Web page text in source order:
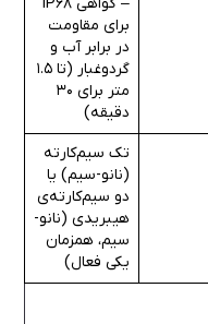
برای مقاومت
در برابر آب و
گردوغبار (تا 1.5
متر برای 30
دقیقه)
تک سیم‌کارته
(نانو-سیم) یا
دو سیم‌کارته‌ی
هیبریدی (نانو-
سیم، همزمان
یکی فعال)